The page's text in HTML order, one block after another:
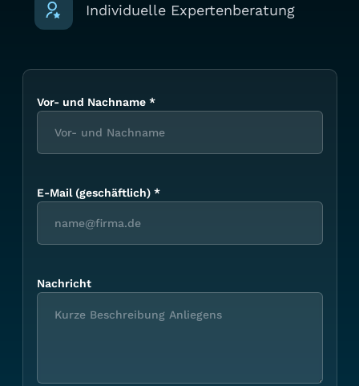
Individuelle Expertenberatung
Vor- und Nachname *
E-Mail (geschäftlich) *
Nachricht